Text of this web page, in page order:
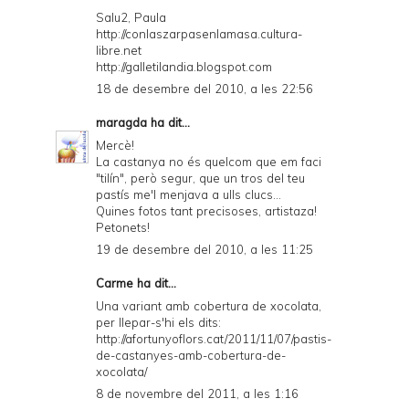
Salu2, Paula
http://conlaszarpasenlamasa.cultura-
libre.net
http://galletilandia.blogspot.com
18 de desembre del 2010, a les 22:56
maragda ha dit...
Mercè!
La castanya no és quelcom que em faci
"tilín", però segur, que un tros del teu
pastís me'l menjava a ulls clucs...
Quines fotos tant precisoses, artistaza!
Petonets!
19 de desembre del 2010, a les 11:25
Carme ha dit...
Una variant amb cobertura de xocolata,
per llepar-s'hi els dits:
http://afortunyoflors.cat/2011/11/07/pastis-
de-castanyes-amb-cobertura-de-
xocolata/
8 de novembre del 2011, a les 1:16